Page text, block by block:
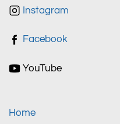
Instagram
Facebook
YouTube
Home